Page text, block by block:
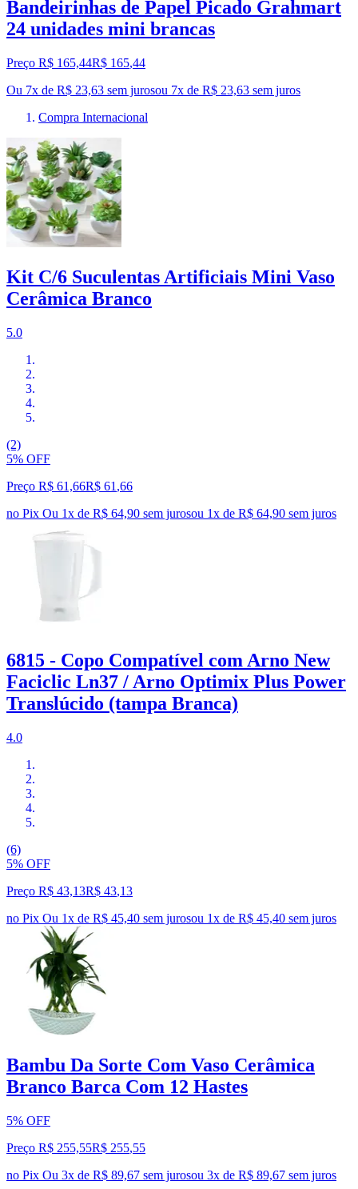
Bandeirinhas de Papel Picado Grahmart
24 unidades mini brancas
Preço R$ 165,44R$ 165,44
Ou 7x de R$ 23,63 sem jurosou 7x de R$ 23,63 sem juros
Compra Internacional
Kit C/6 Suculentas Artificiais Mini Vaso
Cerâmica Branco
5.0
(2)
5% OFF
Preço R$ 61,66R$ 61 ,66
no Pix Ou 1x de R$ 64,90 sem jurosou 1x de R$ 64,90 sem juros
6815 - Copo Compatível com Arno New
Faciclic Ln37 / Arno Optimix Plus Power
Translúcido (tampa Branca)
4.0
(6)
5% OFF
Preço R$ 43,13R$ 43,13
no Pix Ou 1x de R$ 45,40 sem jurosou 1x de R$ 45,40 sem juros
Bambu Da Sorte Com Vaso Cerâmica
Branco Barca Com 12 Hastes
5% OFF
Preço R$ 255,55R$ 255,55
no Pix Ou 3x de R$ 89,67 sem jurosou 3x de R$ 89,67 sem juros